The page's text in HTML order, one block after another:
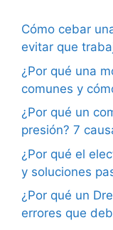
Cómo cebar
evitar que
¿Por qué una
comunes y
¿Por qué un
presión? 7
¿Por qué el
y soluciones
¿Por qué un
errores que